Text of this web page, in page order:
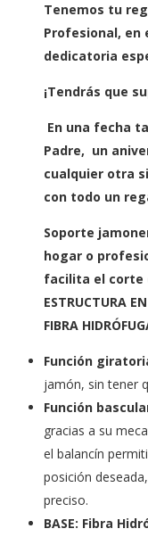
Tenemos tu
Profesional, en
dedicatoria
¡Tendrás que
En una fecha
Padre, un
cualquier otra
con todo un
Soporte
hogar o
facilita el corte
ESTRUCTURA
FIBRA
Función
jamón, sin tener
Función
gracias a su
el balancín
posición
preciso.
BASE: Fibra